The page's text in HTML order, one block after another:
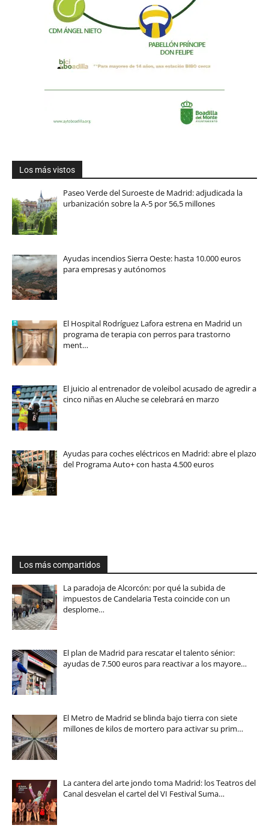
Los más vistos
Paseo Verde del Suroeste de Madrid: adjudicada la
urbanización sobre la A-5 por 56,5 millones
Ayudas incendios Sierra Oeste: hasta 10.000 euros
para empresas y autónomos
El Hospital Rodríguez Lafora estrena en Madrid un
programa de terapia con perros para trastorno
ment…
El juicio al entrenador de voleibol acusado de agredir a
cinco niñas en Aluche se celebrará en marzo
Ayudas para coches eléctricos en Madrid: abre el plazo
del Programa Auto+ con hasta 4.500 euros
Los más compartidos
La paradoja de Alcorcón: por qué la subida de
impuestos de Candelaria Testa coincide con un
desplome…
El plan de Madrid para rescatar el talento sénior:
ayudas de 7.500 euros para reactivar a los mayore…
El Metro de Madrid se blinda bajo tierra con siete
millones de kilos de mortero para activar su prim…
La cantera del arte jondo toma Madrid: los Teatros del
Canal desvelan el cartel del VI Festival Suma…